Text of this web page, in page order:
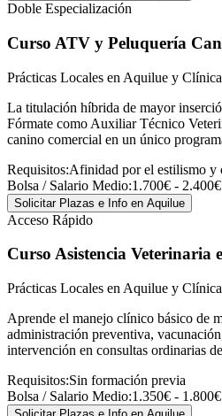
Doble Especialización
Curso ATV y Peluquería
Prácticas Locales en Aquilue y
La titulación híbrida de mayor
Fórmate como Auxiliar Técnico
canino comercial en un único
Requisitos:Afinidad por el estilismo y
Bolsa / Salario Medio:1.700€ -
Solicitar Plazas e Info en Aquilue
Acceso Rápido
Curso Asistencia Veterinaria
Prácticas Locales en Aquilue y
Aprende el manejo clínico básico de
administración preventiva,
intervención en consultas ordinarias
Requisitos:Sin formación previa
Bolsa / Salario Medio:1.350€ -